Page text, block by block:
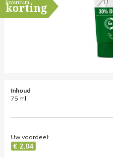
kwantum
korting
Inhoud
75 ml
Uw voordeel:
€ 2,04